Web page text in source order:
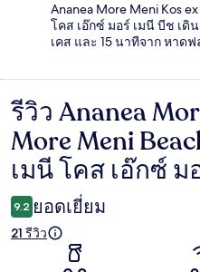
Ananea More Meni Kos
โคส เอ๊กซ์ มอร์ เมนี บีช เดิ
เคส และ 15 นาทีจาก หาด
รีวิว
รีวิว Ananea
More Meni
เมนี โคส เอ๊กซ์ ม
9.2 ยอดเยี่ยม
21 รีวิว